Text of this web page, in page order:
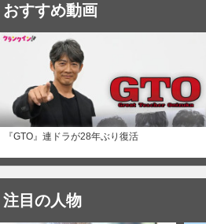
おすすめ動画
『GTO』連ドラが28年ぶり復活
注目の人物